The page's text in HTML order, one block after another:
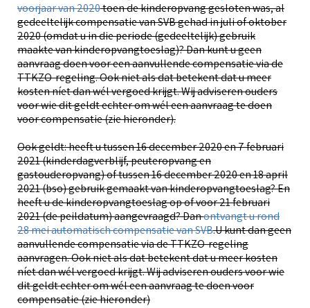
voorjaar van 2020toen de kinderopvang gesloten was, al
gedeeltelijk compensatie van SVB gehad in juli of oktober
2020 (omdat u in die periode (gedeeltelijk) gebruik
maakte van kinderopvangtoeslag)? Dan kunt u geen
aanvraag doen voor een aanvullende compensatie via de
TTKZO-regeling. Ook niet als dat betekent dat u meer
kosten níet dan wél vergoed krijgt. Wij adviseren ouders
voor wie dit geldt echter om wél een aanvraag te doen
voor compensatie (zie hieronder).
Ook geldt: heeft u tussen 16 december 2020 en 7 februari
2021 (kinderdagverblijf, peuteropvang en
gastouderopvang) of tussen 16 december 2020 en 18 april
2021 (bso) gebruik gemaakt van kinderopvangtoeslag? En
heeft u de kinderopvangtoeslag op of voor 21 februari
2021 (de peildatum) aangevraagd? Danontvangt u rond
28 mei automatisch compensatie van SVB.U kunt dan geen
aanvullende compensatie via de TTKZO-regeling
aanvragen. Ook niet als dat betekent dat u meer kosten
níet dan wél vergoed krijgt. Wij adviseren ouders voor wie
dit geldt echter om wél een aanvraag te doen voor
compensatie (zie hieronder)